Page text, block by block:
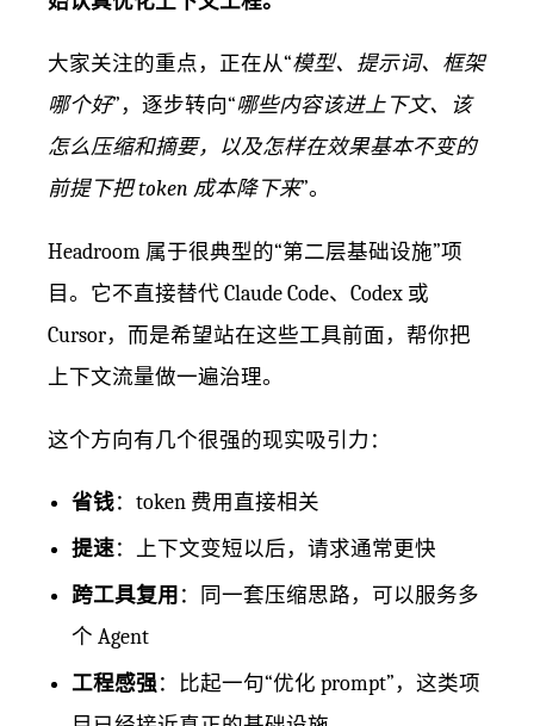
大家关注的重点，正在从“模型、提示词、框架
哪个好”，逐步转向“哪些内容该进上下文、该
怎么压缩和摘要，以及怎样在效果基本不变的
前提下把 token 成本降下来”。
Headroom 属于很典型的“第二层基础设施”项
目。它不直接替代 Claude Code、Codex 或
Cursor，而是希望站在这些工具前面，帮你把
上下文流量做一遍治理。
这个方向有几个很强的现实吸引力：
省钱：token 费用直接相关
提速：上下文变短以后，请求通常更快
跨工具复用 ：同一套压缩思路，可以服务多
个 Agent
工程感强 ：比起一句“优化 prompt”，这类项